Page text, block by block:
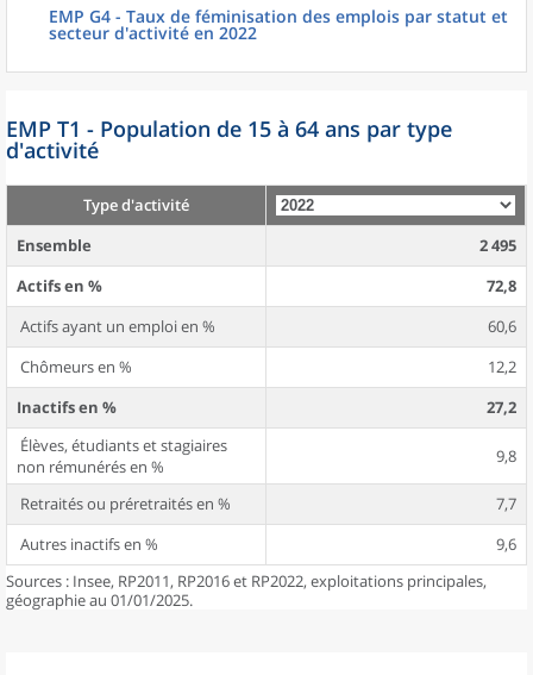
EMP G4 - Taux de féminisation des emplois par statut et
secteur d'activité en 2022
EMP T1 - Population de 15 à 64 ans par type
d'activité
Type d'activité
Ensemble
2 495
Actifs en %
72,8
Actifs ayant un emploi en %
60,6
Chômeurs en %
12,2
Inactifs en %
27,2
Élèves, étudiants et stagiaires
non rémunérés en %
9,8
Retraités ou préretraités en %
7,7
Autres inactifs en %
9,6
Sources : Insee, RP2011, RP2016 et RP2022, exploitations principales,
géographie au 01/01/2025.